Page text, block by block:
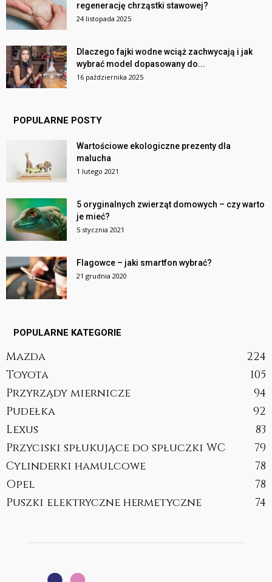
regenerację chrząstki stawowej?
24 listopada 2025
Dlaczego fajki wodne wciąż zachwycają i jak
wybrać model dopasowany do...
16 października 2025
POPULARNE POSTY
Wartościowe ekologiczne prezenty dla
malucha
1 lutego 2021
5 oryginalnych zwierząt domowych – czy warto
je mieć?
5 stycznia 2021
Flagowce – jaki smartfon wybrać?
21 grudnia 2020
POPULARNE KATEGORIE
Mazda
224
Toyota
105
Przyrządy miernicze
94
Pudełka
92
Lexus
83
Przyciski spłukujące do spłuczki WC
79
Cylinderki hamulcowe
78
Opel
78
Puszki elektryczne hermetyczne
74